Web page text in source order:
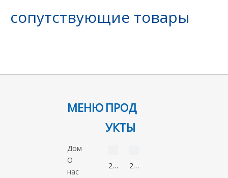
сопутствующие товары
МЕНЮ
Дом
О
нас
ПРОД
УКТЫ
2-
2-